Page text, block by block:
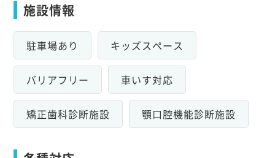
施設情報
駐車場あり キッズスペース
バリアフリー 車いす対応
矯正歯科診断施設 顎口腔機能診断施設